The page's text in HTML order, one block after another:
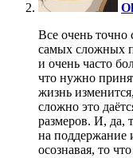
Все очень
самых сложных
и очень часто
что нужно
жизнь
сложно это
размеров. И, да,
на поддержание
осознавая, то